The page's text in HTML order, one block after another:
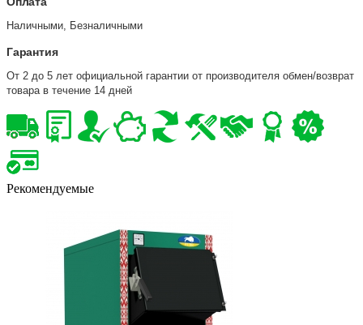
Наличными, Безналичными
Гарантия
От 2 до 5 лет официальной гарантии от производителя обмен/возврат
товара в течение 14 дней
Рекомендуемые